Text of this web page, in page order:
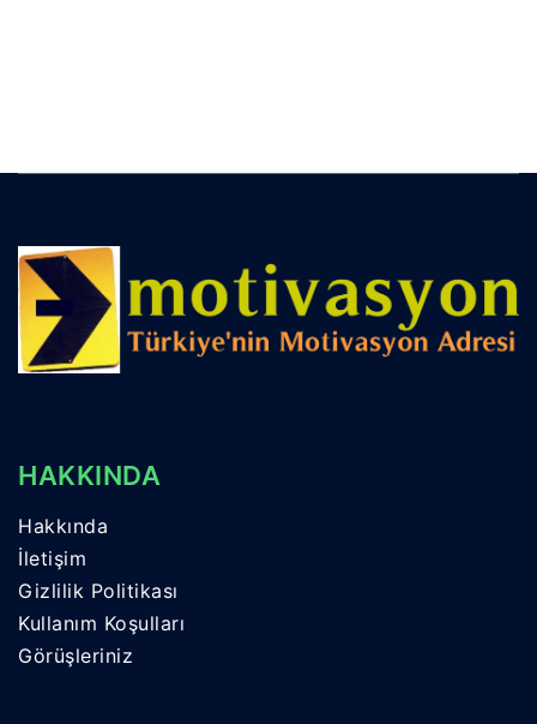
HAKKINDA
Hakkında
İletişim
Gizlilik Politikası
Kullanım Koşulları
Görüşleriniz